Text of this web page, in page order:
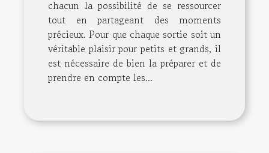
chacun la possibilité de se ressourcer
tout en partageant des moments
précieux. Pour que chaque sortie soit un
véritable plaisir pour petits et grands, il
est nécessaire de bien la préparer et de
prendre en compte les...